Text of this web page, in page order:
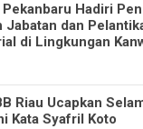
Pekanbaru Hadiri
Jabatan dan
di Lingkungan
Riau Ucapkan
Kata Syafril Koto